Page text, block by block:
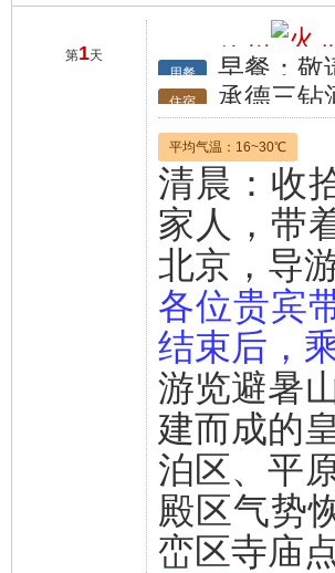
第1天 行程 徐州
用餐 早餐：敬
住宿 承德三钻
平均气温：16~30℃
清晨：收
家人，带
北京，导
各位贵宾
结束后，
游览避暑
建而成的
泊区、平
殿区气势
峦区寺庙